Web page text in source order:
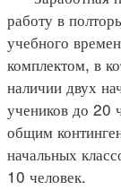
работу в
учебного
комплектом, в
наличии двух
учеников до 20
общим
начальных
10 человек.